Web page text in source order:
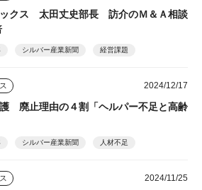
クス 太田丈史部長 訪介のＭ＆Ａ相談
シルバー産業新聞 経営課題
2024/12/17
廃止理由の４割「ヘルパー不足と高齢
シルバー産業新聞 人材不足
2024/11/25